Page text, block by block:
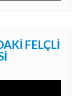
FELÇLI